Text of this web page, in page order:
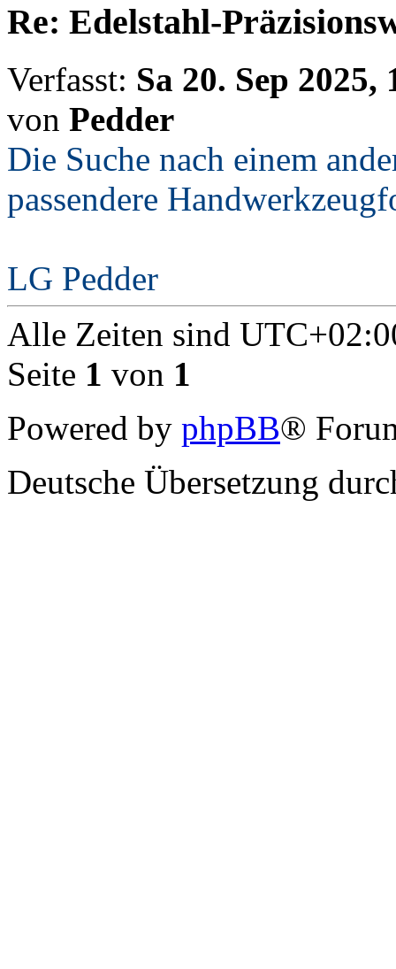
Re: Edelstahl-
Verfasst: Sa 20. Sep 2025,
von Pedder
Die Suche nach einem
passendere
LG Pedder
Alle Zeiten sind
Seite 1 von 1
Powered by phpBB®
Deutsche Übersetzung